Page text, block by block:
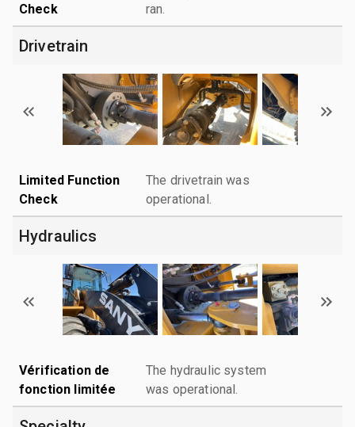
Check
ran.
Drivetrain
Limited Function
Check
The drivetrain was
operational.
Hydraulics
Vérification de
fonction limitée
The hydraulic system
was operational.